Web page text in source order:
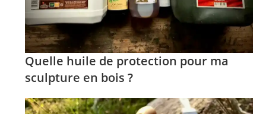
Quelle huile de protection pour ma
sculpture en bois ?